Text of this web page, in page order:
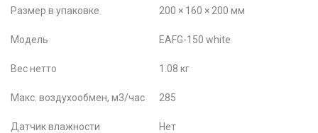
Размер в упаковке 200 × 160 × 200 мм
Модель EAFG-150 white
Вес нетто 1.08 кг
Макс. воздухообмен, м3/час 285
Датчик влажности Нет